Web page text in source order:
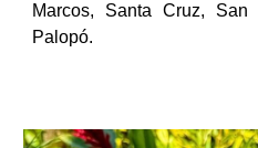
Marcos, Santa Cruz,
Palopó.